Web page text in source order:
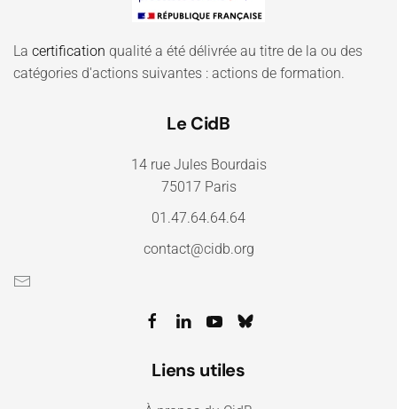
La certification qualité a été délivrée au titre de la ou des
catégories d'actions suivantes : actions de formation.
Le CidB
14 rue Jules Bourdais
75017 Paris
01.47.64.64.64
contact@cidb.org
Liens utiles